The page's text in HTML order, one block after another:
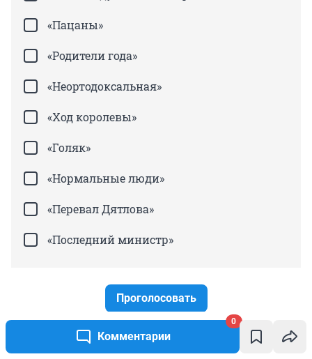
Комментарии
0
«Пацаны»
«Родители года»
«Неортодоксальная»
«Ход королевы»
«Голяк»
«Нормальные люди»
«Перевал Дятлова»
«Последний министр»
Проголосовать